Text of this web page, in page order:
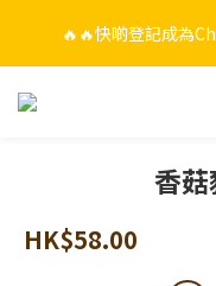
🔥🔥快啲登記成為
🔥🔥快啲登記成為
🎁🤩🤩超值優惠：網上下
$988 即可免費獲
🔥🔥快啲登記成為
香
HK$58.00